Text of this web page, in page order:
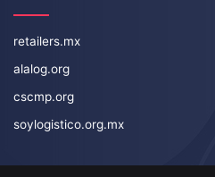
retailers.mx
alalog.org
cscmp.org
soylogistico.org.mx